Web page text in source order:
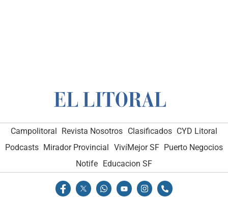
Campolitoral Revista Nosotros Clasificados CYD Litoral
Podcasts Mirador Provincial VivíMejor SF Puerto Negocios
Notife
Educacion SF